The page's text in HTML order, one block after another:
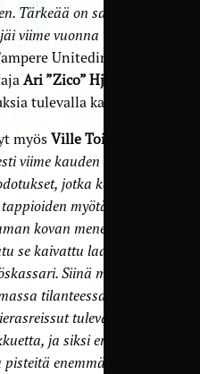
Tärkeää on saada
viime vuonna
Unitedin
Ari ”Zico” Hjelm
tulevalla kaudella.
myös Ville Toivan
viime kauden alla oli
jotka karisivat
myötä.
kovan menetyksen,
se kaivattu laadukas
Siinä mielessä
tilanteessa kuin
tulevat
ja siksi erityisesti
enemmän kuin